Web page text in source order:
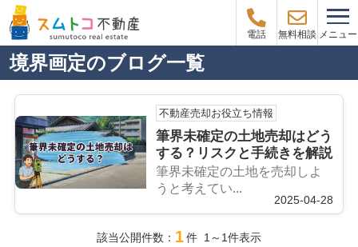
電話 無料相談 メニュー
境界画定のブログ一覧
不動産売却お役立ち情報
筆界未確定の土地売却はどう
する？リスクと手続きを解説
筆界未確定の土地を売却しよ
うと考えてい...
2025-04-28
該当公開件数： 1件 1～1件表示